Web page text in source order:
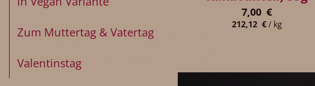
Zum Muttertag & Vatertag
Valentinstag
7,00 €
212,12 €/ kg